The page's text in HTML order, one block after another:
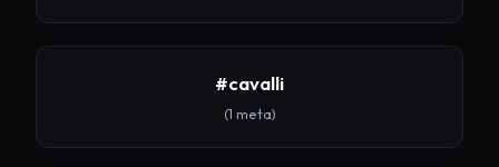
#cavalli
(1 meta)